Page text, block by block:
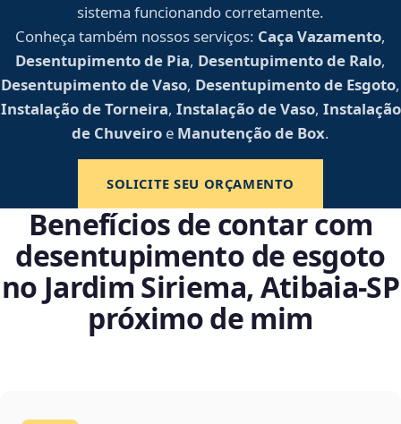
sistema funcionando corretamente.
Conheça também nossos serviços: Caça Vazamento,
Desentupimento de Pia, Desentupimento de Ralo,
Desentupimento de Vaso, Desentupimento de Esgoto,
Instalação de Torneira, Instalação de Vaso, Instalação
de Chuveiro e Manutenção de Box.
SOLICITE SEU ORÇAMENTO
Benefícios de contar com
desentupimento de esgoto
no Jardim Siriema, Atibaia‑SP
próximo de mim